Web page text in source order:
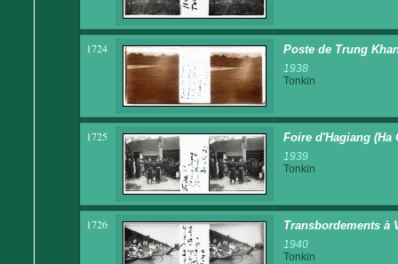
1724 Poste de Trung
1938
Tonkin
1725 Foire d'Hagiang (Ha
1939
Tonkin
1726 Transbordements à
1940
Tonkin